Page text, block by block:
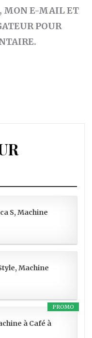
MON E-MAIL ET
POUR
S, Machine
Machine
PROMO
à Café à